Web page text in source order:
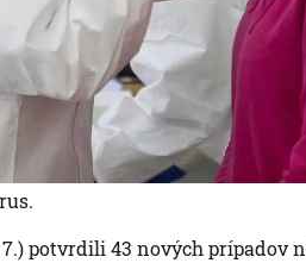
potvrdili 43 nových prípadov